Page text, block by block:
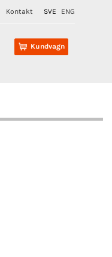
Kontakt SVE ENG
Kundvagn